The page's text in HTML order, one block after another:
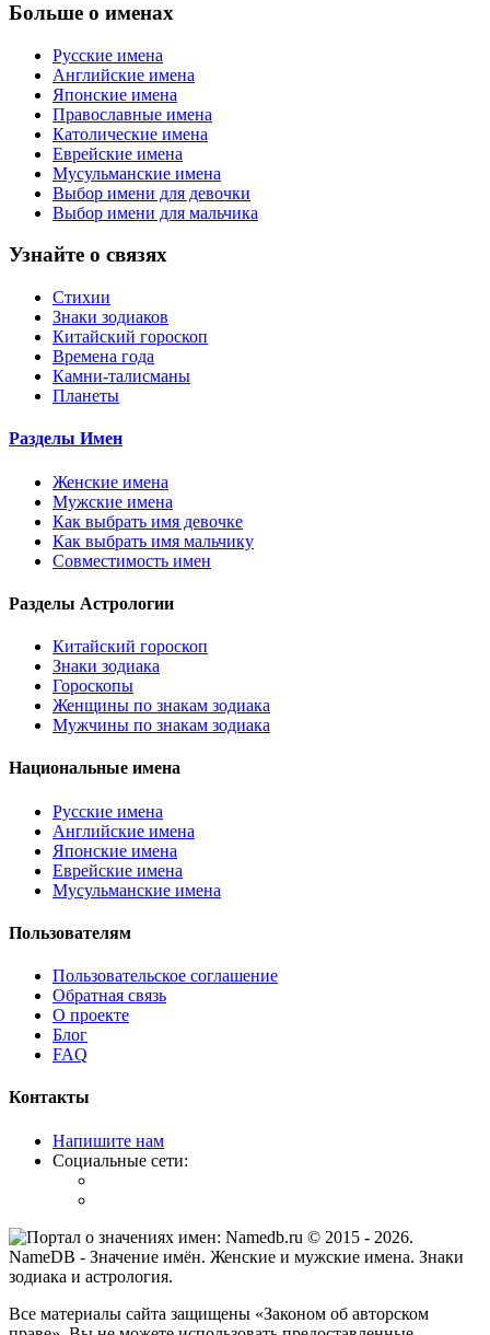
Больше о именах
Русские имена
Английские имена
Японские имена
Православные имена
Католические имена
Еврейские имена
Мусульманские имена
Выбор имени для девочки
Выбор имени для мальчика
Узнайте о связях
Стихии
Знаки зодиаков
Китайский гороскоп
Времена года
Камни-талисманы
Планеты
Разделы Имен
Женские имена
Мужские имена
Как выбрать имя девочке
Как выбрать имя мальчику
Совместимость имен
Разделы Астрологии
Китайский гороскоп
Знаки зодиака
Гороскопы
Женщины по знакам зодиака
Мужчины по знакам зодиака
Национальные имена
Русские имена
Английские имена
Японские имена
Еврейские имена
Мусульманские имена
Пользователям
Пользовательское соглашение
Обратная связь
О проекте
Блог
FAQ
Контакты
Напишите нам
Социальные сети:
© 2015 - 2026.
NameDB - Значение имён. Женские и мужские имена. Знаки
зодиака и астрология.
Все материалы сайта защищены «Законом об авторском